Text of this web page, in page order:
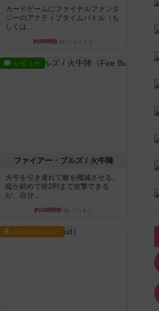
カードゲームにファイナルファンタ
ジーのアクティブタイムバトル（も
しくは...
約9時間前 by ジェイとと
レビュー
ファイアー・ブルズ / 火牛陣
火牛を引き連れて敵を殲滅させる。
縦か斜めで前2列まで攻撃できる
が、自分...
約16時間前 by うらまこ
ルール/インスト